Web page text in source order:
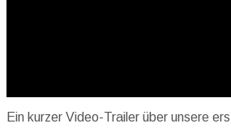
Ein kurzer Video-Trailer über unsere